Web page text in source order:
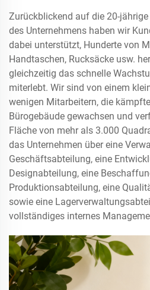
Zurückblickend auf die 20-
des Unternehmens haben wir
dabei unterstützt, Hunderte von
Handtaschen, Rucksäcke usw.
gleichzeitig das schnelle
miterlebt. Wir sind von einem
wenigen Mitarbeitern, die
Bürogebäude gewachsen und
Fläche von mehr als 3.000
das Unternehmen über eine
Geschäftsabteilung, eine
Designabteilung, eine
Produktionsabteilung, eine
sowie eine
vollständiges internes